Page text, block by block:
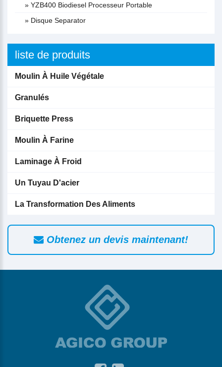
» YZB400 Biodiesel Processeur Portable
» Disque Separator
liste de produits
Moulin À Huile Végétale
Granulés
Briquette Press
Moulin À Farine
Laminage À Froid
Un Tuyau D'acier
La Transformation Des Aliments
Obtenez un devis maintenant!